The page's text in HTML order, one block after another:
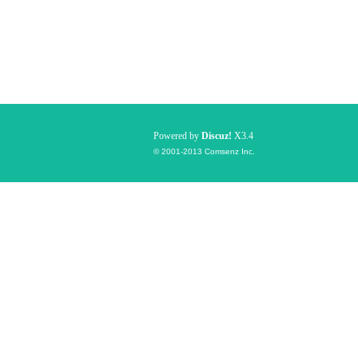
Powered by Discuz! X3.4
© 2001-2013 Comsenz Inc.